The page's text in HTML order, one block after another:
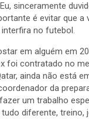
sinceramente
é evitar que a
interfira no futebol.
em alguém em
foi contratado no
ainda não está
da
um trabalho
diferente, treino,